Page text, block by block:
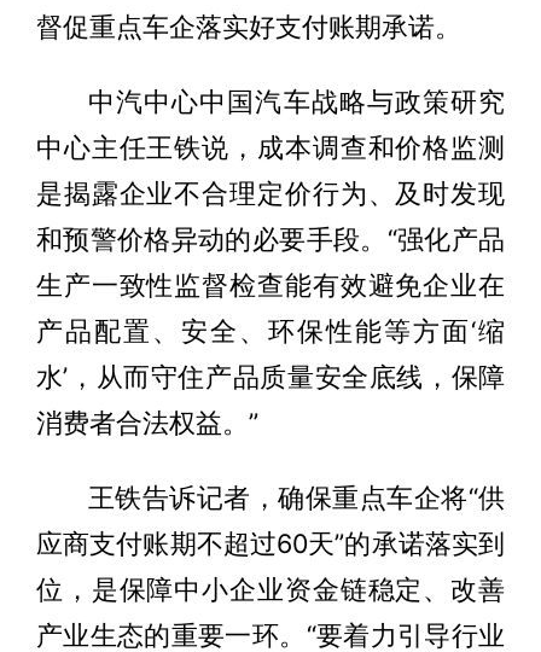
督促重点车企落实好支付账期承诺。
中汽中心中国汽车战略与政策研究
中心主任王铁说，成本调查和价格监测
是揭露企业不合理定价行为、及时发现
和预警价格异动的必要手段。“强化产品
生产一致性监督检查能有效避免企业在
产品配置、安全、环保性能等方面‘缩
水’，从而守住产品质量安全底线，保障
消费者合法权益。”
王铁告诉记者，确保重点车企将“供
应商支付账期不超过60天”的承诺落实到
位，是保障中小企业资金链稳定、改善
产业生态的重要一环。“要着力引导行业